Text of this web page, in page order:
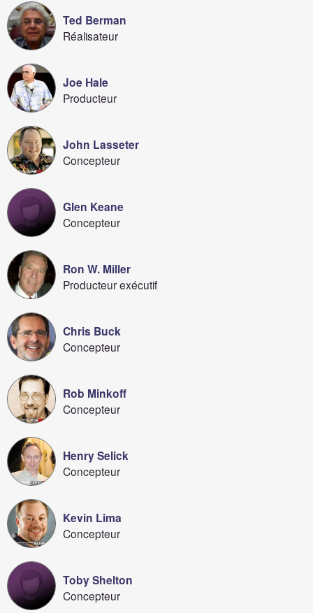
Ted Berman
Réalisateur
Joe Hale
Producteur
John Lasseter
Concepteur
Glen Keane
Concepteur
Ron W. Miller
Producteur exécutif
Chris Buck
Concepteur
Rob Minkoff
Concepteur
Henry Selick
Concepteur
Kevin Lima
Concepteur
Toby Shelton
Concepteur